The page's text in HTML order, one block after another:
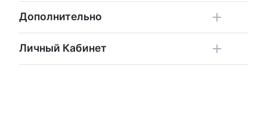
Дополнительно
Личный Кабинет